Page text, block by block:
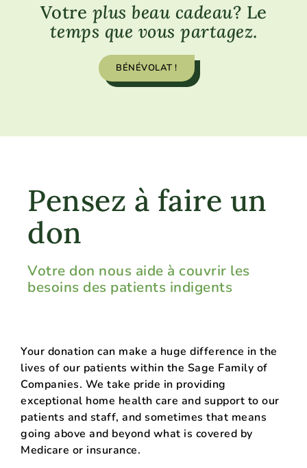
Votre plus beau cadeau? Le
temps que vous partagez.
BÉNÉVOLAT !
Pensez à faire un
don
Votre don nous aide à couvrir les
besoins des patients indigents
Your donation can make a huge difference in the
lives of our patients within the Sage Family of
Companies. We take pride in providing
exceptional home health care and support to our
patients and staff, and sometimes that means
going above and beyond what is covered by
Medicare or insurance.